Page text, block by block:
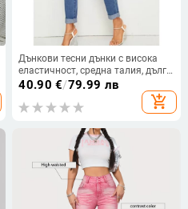
Дънкови тесни дънки с висока
еластичност, средна талия, дълги
панталони, памук 50–70% и
40.90 €/79.99 лв
add_shopping_cart